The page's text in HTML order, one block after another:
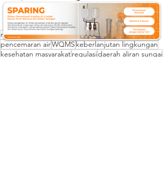
https://www.mertani.co.id/post/manfaat-water-
quality-monitoring-system-wqms-onlimo-dalam-
pemulihan-lingkungan
real-timekualitas airsumber daya air
pencemaran airWQMSkeberlanjutan lingkungan
kesehatan masyarakatregulasidaerah aliran sungai